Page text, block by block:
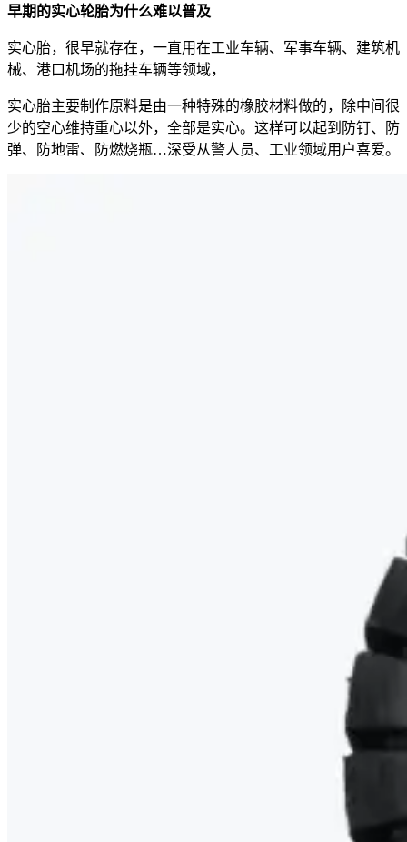
早期的实心轮胎为什么难以普及
实心胎，很早就存在，一直用在工业车辆、军事车辆、建筑机
械、港口机场的拖挂车辆等领域，
实心胎主要制作原料是由一种特殊的橡胶材料做的，除中间很
少的空心维持重心以外，全部是实心。这样可以起到防钉、防
弹、防地雷、防燃烧瓶…深受从警人员、工业领域用户喜爱。